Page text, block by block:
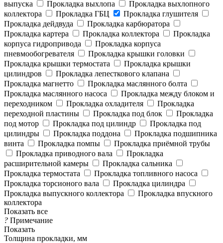
выпуска
Прокладка выхлопа
Прокладка выхлопного
коллектора
Прокладка ГБЦ
Прокладка глушителя
Прокладка дейдвуда
Прокладка карбюратора
Прокладка картера
Прокладка коллектора
Прокладка
корпуса гидропривода
Прокладка корпуса
пневмообогревателя
Прокладка крышки головки
Прокладка крышки термостата
Прокладка крышки
цилиндров
Прокладка лепесткового клапана
Прокладка магнетто
Прокладка маслянного болта
Прокладка маслянного насоса
Прокладка между блоком и
переходником
Прокладка охладителя
Прокладка
переходной пластины
Прокладка под блок
Прокладка
под мотор
Прокладка под цилиндр
Прокладка под
цилиндры
Прокладка поддона
Прокладка подшипника
винта
Прокладка помпы
Прокладка приёмной трубы
Прокладка приводного вала
Прокладка
расширительной камеры
Прокладка сальника
Прокладка термостата
Прокладка топливного насоса
Прокладка торсионого вала
Прокладка цилиндра
Прокладка выпускного коллектора
Прокладка впускного
коллектора
Показать все
? Примечание
Показать
Толщина прокладки, мм